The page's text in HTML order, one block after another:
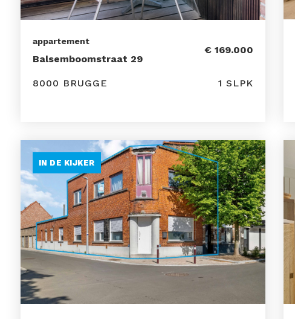
appartement
Balsemboomstraat 29
€ 169.000
8000 BRUGGE 1 SLPK
IN DE KIJKER